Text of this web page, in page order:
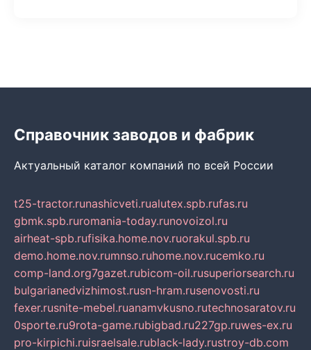
Справочник заводов и фабрик
Актуальный каталог компаний по всей России
t25-tractor.runashicveti.rualutex.spb.rufas.ru
gbmk.spb.ruromania-today.runovoizol.ru
airheat-spb.rufisika.home.nov.ruorakul.spb.ru
demo.home.nov.rumnso.ruhome.nov.rucemko.ru
comp-land.org7gazet.rubicom-oil.rusuperiorsearch.ru
bulgarianedvizhimost.rusn-hram.rusenovosti.ru
fexer.rusnite-mebel.ruanamvkusno.rutechnosaratov.ru
0sporte.ru9rota-game.rubigbad.ru227gp.ruwes-ex.ru
pro-kirpichi.ruisraelsale.rublack-lady.rustroy-db.com